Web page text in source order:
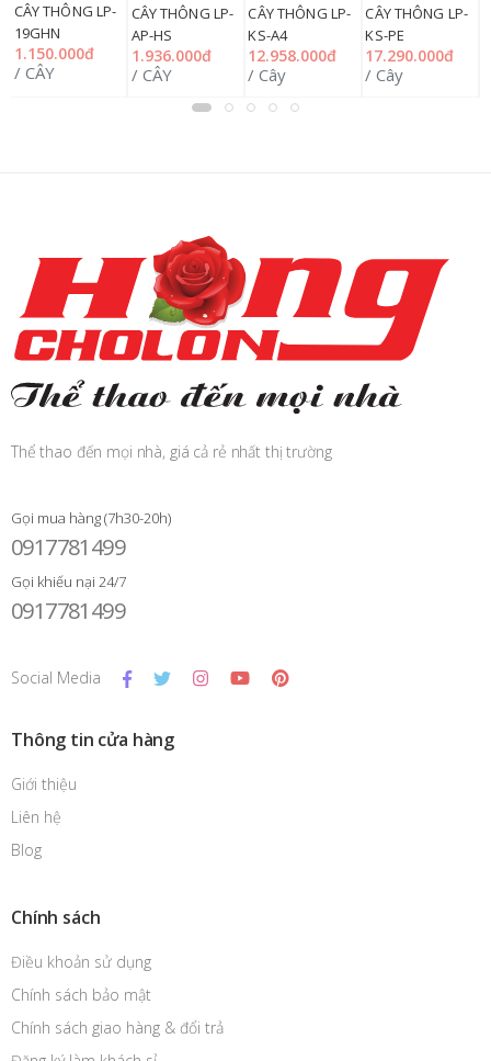
CÂY THÔNG LP-
19GHN
1.150.000đ
/ CÂY
CÂY THÔNG LP-
AP-HS
1.936.000đ
/ CÂY
CÂY THÔNG LP-
KS-A4
12.958.000đ
/ Cây
CÂY THÔNG LP-
KS-PE
17.290.000đ
/ Cây
Thể thao đến mọi nhà, giá cả rẻ nhất thị trường
Gọi mua hàng (7h30-20h)
0917781499
Gọi khiếu nại 24/7
0917781499
Social Media
Thông tin cửa hàng
Giới thiệu
Liên hệ
Blog
Chính sách
Điều khoản sử dụng
Chính sách bảo mật
Chính sách giao hàng & đổi trả